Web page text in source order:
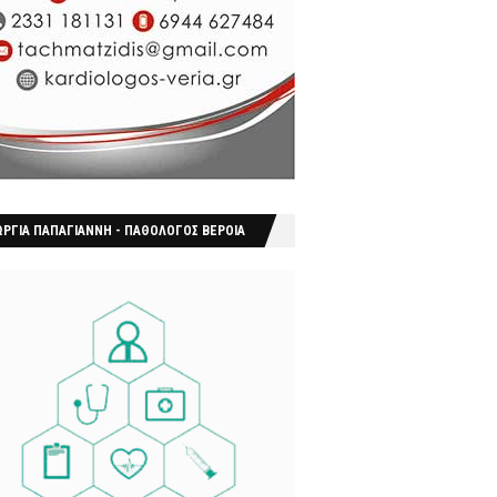
ΠΑΠΑΓΙΑΝΝΗ - ΠΑΘΟΛΟΓΟΣ ΒΕΡΟΙΑ